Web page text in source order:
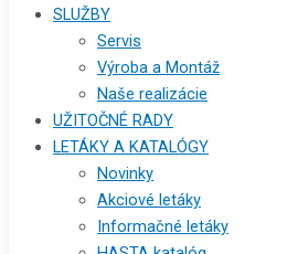
SLUŽBY
Servis
Výroba a Montáž
Naše realizácie
UŽITOČNÉ RADY
LETÁKY A KATALÓGY
Novinky
Akciové letáky
Informačné letáky